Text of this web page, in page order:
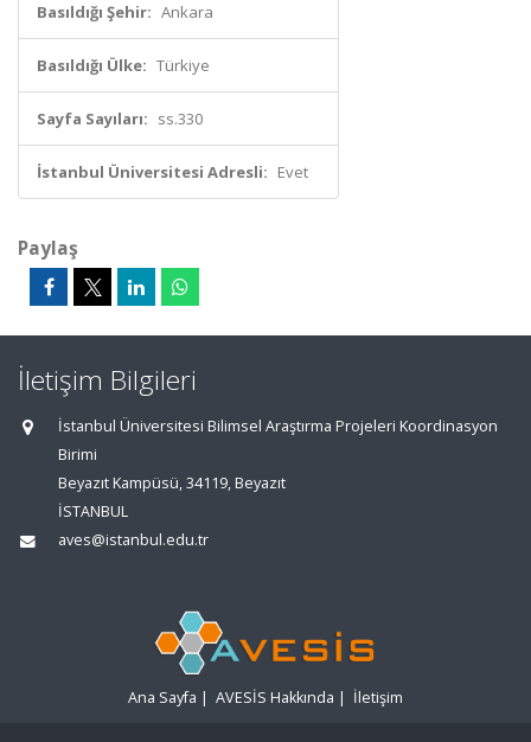
Basıldığı Şehir: Ankara
Basıldığı Ülke: Türkiye
Sayfa Sayıları: ss.330
İstanbul Üniversitesi Adresli: Evet
Paylaş
İletişim Bilgileri
İstanbul Üniversitesi Bilimsel Araştırma Projeleri Koordinasyon
Birimi
Beyazıt Kampüsü, 34119, Beyazıt
İSTANBUL
aves@istanbul.edu.tr
Ana Sayfa | AVESİS Hakkında | İletişim